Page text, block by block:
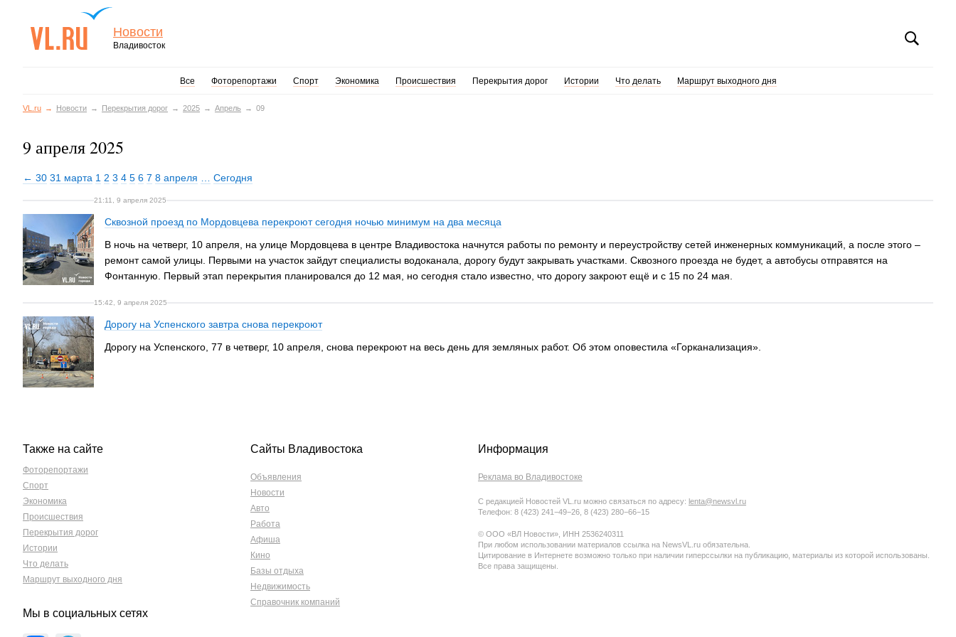
Новости
Владивосток
Все Фоторепортажи Спорт Экономика Происшествия Перекрытия дорог Истории Что делать Маршрут выходного дня
VL.ru Новости Перекрытия дорог 2025 Апрель 09
9 апреля 2025
← 30 31 марта 1 2 3 4 5 6 7 8 апреля Сегодня
21:11, 9 апреля 2025
Сквозной проезд по Мордовцева перекроют сегодня ночью минимум на два месяца
В ночь на четверг, 10 апреля, на улице Мордовцева в центре Владивостока начнутся работы по ремонту и переустройству сетей инженерных коммуникаций, а после этого –
ремонт самой улицы. Первыми на участок зайдут специалисты водоканала, дорогу будут закрывать участками. Сквозного проезда не будет, а автобусы отправятся на
Фонтанную. Первый этап перекрытия планировался до 12 мая, но сегодня стало известно, что дорогу закроют ещё и с 15 по 24 мая.
15:42, 9 апреля 2025
Дорогу на Успенского завтра снова перекроют
Дорогу на Успенского, 77 в четверг, 10 апреля, снова перекроют на весь день для земляных работ. Об этом оповестила «Горканализация».
Также на сайте
Фоторепортажи
Спорт
Экономика
Происшествия
Перекрытия дорог
Истории
Что делать
Маршрут выходного дня
Мы в социальных сетях
Сайты Владивостока
Объявления
Новости
Авто
Работа
Афиша
Кино
Базы отдыха
Недвижимость
Справочник компаний
Информация
Реклама во Владивостоке
С редакцией Новостей VL.ru можно связаться по адресу: lenta@newsvl.ru
Телефон: 8 (423) 241−49−26, 8 (423) 280−66−15
© ООО «ВЛ Новости», ИНН 2536240311
При любом использовании материалов ссылка на NewsVL.ru обязательна.
Цитирование в Интернете возможно только при наличии гиперссылки на публикацию, материалы из которой использованы.
Все права защищены.